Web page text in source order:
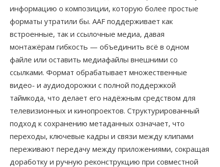
информацию о композиции, которую более простые
форматы утратили бы. AAF поддерживает как
встроенные, так и ссылочные медиа, давая
монтажёрам гибкость — объединить всё в одном
файле или оставить медиафайлы внешними со
ссылками. Формат обрабатывает множественные
видео- и аудиодорожки с полной поддержкой
таймкода, что делает его надёжным средством для
телевизионных и кинопроектов. Структурированный
подход к сохранению метаданных означает, что
переходы, ключевые кадры и связи между клипами
переживают передачу между приложениями, сокращая
доработку и ручную реконструкцию при совместной